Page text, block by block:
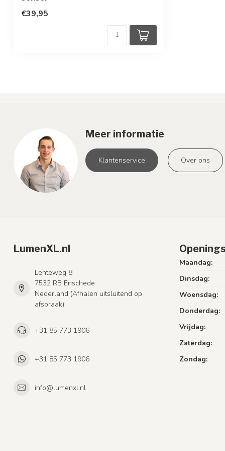
€39,95
Meer informatie
Klantenservice Over ons
LumenXL.nl
Lenteweg 8
7532 RB Enschede
Nederland (Afhalen uitsluitend op
afspraak)
+31 85 773 1906
+31 85 773 1906
info@lumenxl.nl
Maandag:
Dinsdag:
Woensdag:
Donderdag:
Vrijdag:
Zaterdag:
Zondag: